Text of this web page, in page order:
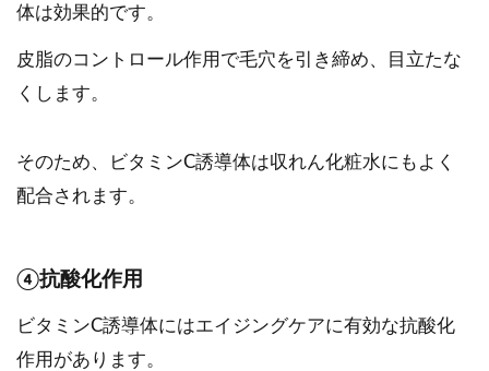
体は効果的です。
皮脂のコントロール作用で毛穴を引き締め、目立たな
くします。
そのため、ビタミンC誘導体は収れん化粧水にもよく
配合されます。
④抗酸化作用
ビタミンC誘導体にはエイジングケアに有効な抗酸化
作用があります。